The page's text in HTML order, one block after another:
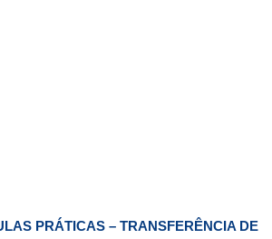
PRÁTICAS – TRANSFERÊNCIA DE